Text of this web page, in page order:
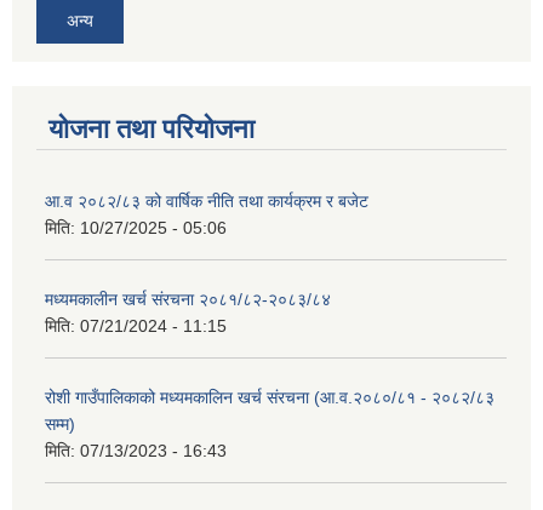
अन्य
योजना तथा परियोजना
आ.व २०८२/८३ को वार्षिक नीति तथा कार्यक्रम र बजेट
मिति: 10/27/2025 - 05:06
मध्यमकालीन खर्च संरचना २०८१/८२-२०८३/८४
मिति: 07/21/2024 - 11:15
रोशी गाउँपालिकाको मध्यमकालिन खर्च संरचना (आ.व.२०८०/८१ - २०८२/८३
सम्म)
मिति: 07/13/2023 - 16:43